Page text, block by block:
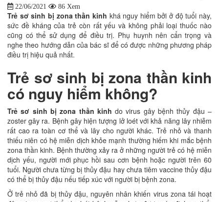
22/06/2021 86 Xem
Trẻ sơ sinh bị zona thần kinh khá nguy hiểm bởi ở độ tuổi này,
sức đề kháng của trẻ còn rất yếu và không phải loại thuốc nào
cũng có thể sử dụng để điều trị. Phụ huynh nên cẩn trọng và
nghe theo hướng dẫn của bác sĩ để có được những phương pháp
điều trị hiệu quả nhất.
Trẻ sơ sinh bị zona thần kinh
có nguy hiểm không?
Trẻ sơ sinh bị zona thần kinh do virus gây bệnh thủy đậu –
zoster gây ra. Bệnh gây hiện tượng lở loét với khả năng lây nhiễm
rất cao ra toàn cơ thể và lây cho người khác. Trẻ nhỏ và thanh
thiếu niên có hệ miễn dịch khỏe mạnh thường hiếm khi mắc bệnh
zona thần kinh. Bệnh thường xảy ra ở những người trẻ có hệ miễn
dịch yếu, người mới phục hồi sau cơn bệnh hoặc người trên 60
tuổi. Người chưa từng bị thủy đậu hay chưa tiêm vaccine thủy đậu
có thể bị thủy đậu nếu tiếp xúc với người bị bệnh zona.
Ở trẻ nhỏ đã bị thủy đậu, nguyên nhân khiến virus zona tái hoạt